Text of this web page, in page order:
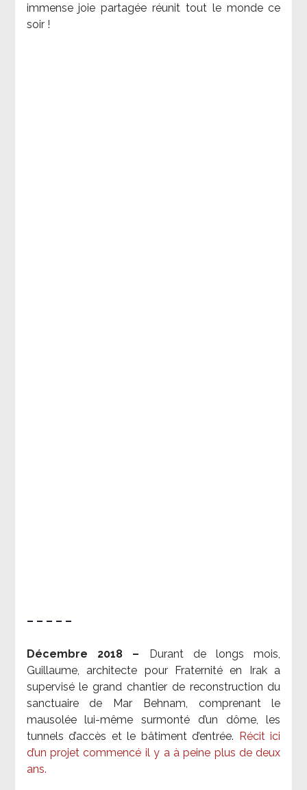
immense joie partagée réunit tout le monde ce
soir !
– – – – –
Décembre 2018 –
Durant de longs mois,
Guillaume, architecte pour Fraternité en Irak a
supervisé le grand chantier de reconstruction du
sanctuaire de Mar Behnam, comprenant le
mausolée lui-même surmonté d’un dôme, les
tunnels d’accès et le bâtiment d’entrée.
Récit ici
d’un projet commencé il y a à peine plus de deux
ans.